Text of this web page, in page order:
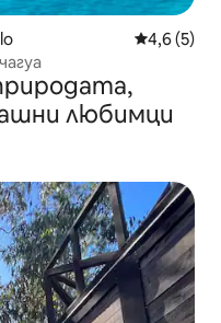
Средна
4,6 (5)
любимци